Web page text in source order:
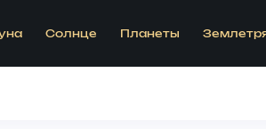
Солнце Планеты